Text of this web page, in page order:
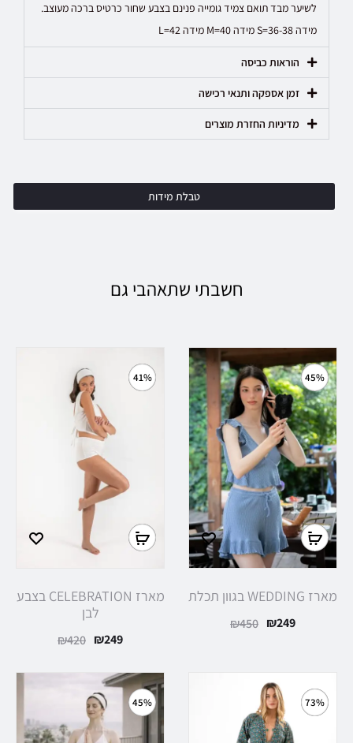
טבלת מידות
לשיער מבד תואם צמיד גומייה פנינם בצבע שחור כרטיס ברכה מעוצב.
מידה S=36-38 מידה M=40 מידה L=42
הוראות כביסה
זמן אספקה ותנאי רכישה
מדיניות החזרת מוצרים
חשבתי שתאהבי גם
45%
מארז WEDDING בגוון תכלת
₪450 ₪249
41%
מארז CELEBRATION בצבע
לבן
₪420 ₪249
73%
45%